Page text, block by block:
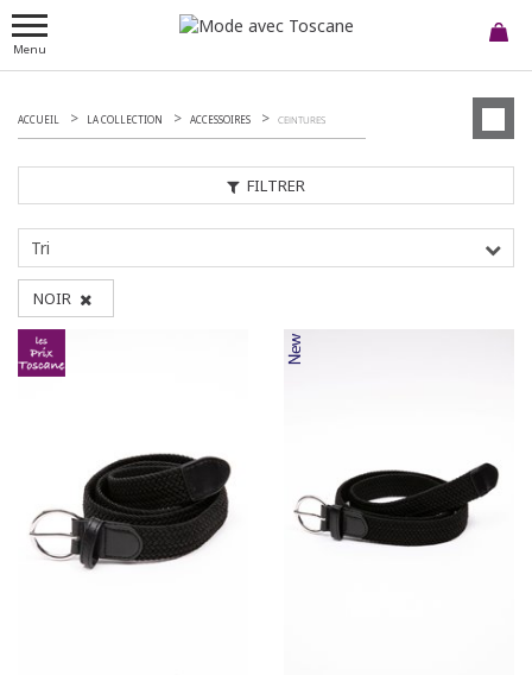
Menu
FILTRER
ACCUEIL LA COLLECTION ACCESSOIRES CEINTURES
Tri
NOIR